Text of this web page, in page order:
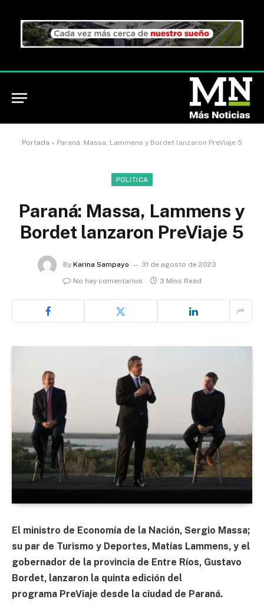
Portada » Paraná: Massa, Lammens y Bordet lanzaron PreViaje 5
POLITICA
Paraná: Massa, Lammens y
Bordet lanzaron PreViaje 5
By Karina Sampayo
31 de agosto de 2023
No hay comentarios
3 Mins Read
El ministro de Economía de la Nación, Sergio Massa;
su par de Turismo y Deportes, Matías Lammens, y el
gobernador de la provincia de Entre Ríos, Gustavo
Bordet, lanzaron la quinta edición del
programa PreViaje desde la ciudad de Paraná.